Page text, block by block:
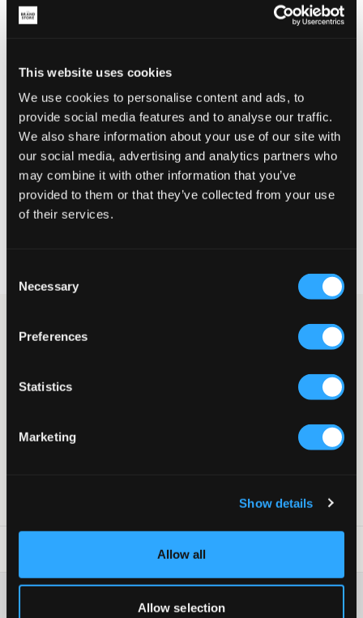
This website uses cookies
We use cookies to personalise content and ads, to
provide social media features and to analyse our traffic.
We also share information about your use of our site with
our social media, advertising and analytics partners who
may combine it with other information that you’ve
provided to them or that they’ve collected from your use
of their services.
Selection
Necessary
Preferences
Statistics
Marketing
Show details
Allow all
Allow selection
140-146 cm 176 cm
Liten Riktig
STØRRELSESTABELL
VELG EN STØRRELSE
Blomstrete kjole fra Garcia. Kjolen har V-hals og strikk under
brystene. Ved ermesluttene er det mansjetter. Kjolen er fôret ved
V-hals
Mansjetter